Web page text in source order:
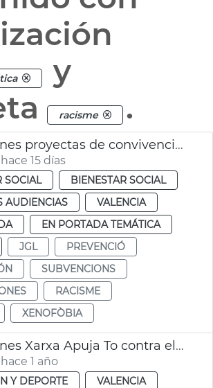
y
racisme .
Subvenciones proyectas de convivencia intercultural y prevención del racismo
15 días
SOCIAL
BIENESTAR SOCIAL
AUDIENCIAS
VALENCIA
EN PORTADA TEMÁTICA
JGL
PREVENCIÓ
SUBVENCIONS
RACISME
XENOFÒBIA
Subvenciones Xarxa Apuja To contra el Racisme
1 año
Y DEPORTE
VALENCIA